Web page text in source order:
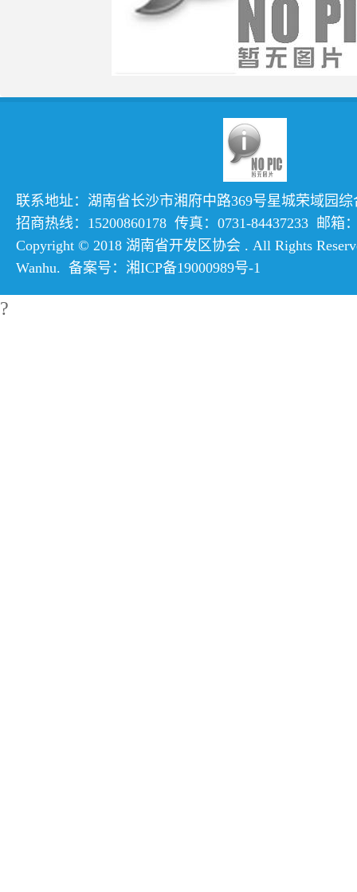
联系地址：湖南省长沙市湘府中路369号星城荣域园
招商热线：15200860178 传真：0731-84437233 邮箱
Copyright © 2018 湖南省开发区协会 . All Rights
Wanhu. 备案号： 湘ICP备19000989号-1
?